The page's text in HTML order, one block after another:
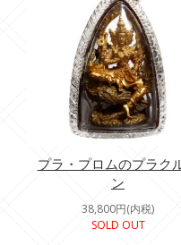
プラ・プロムのプラク
ン
38,800円(内税)
SOLD OUT